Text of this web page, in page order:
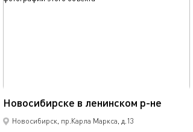
Новосибирске в ленинском р-не
Новосибирск, пр.Карла Маркса, д.13